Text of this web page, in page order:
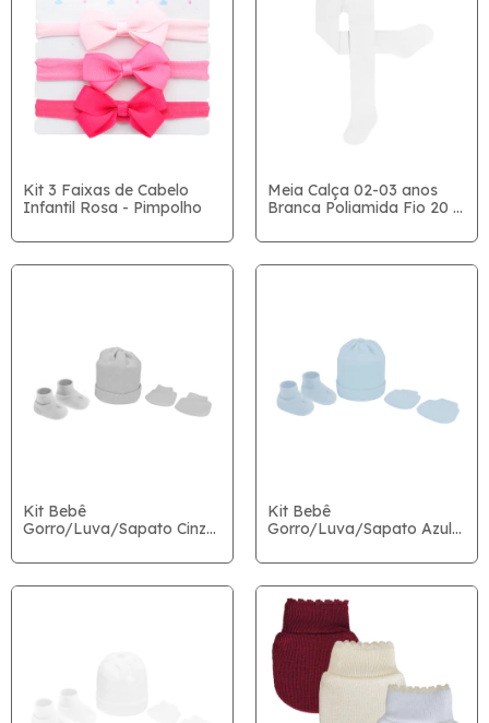
Kit 3 Faixas de Cabelo
Infantil Rosa - Pimpolho
Meia Calça 02-03 anos
Branca Poliamida Fio 20 -
Kit Bebê
Gorro/Luva/Sapato Cinza
Kit Bebê
Gorro/Luva/Sapato Azul